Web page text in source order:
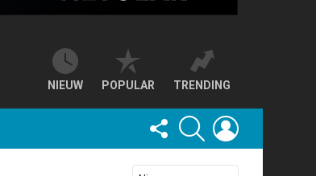
NIEUW POPULAR TRENDING
FOLLOW
US
SEARCH